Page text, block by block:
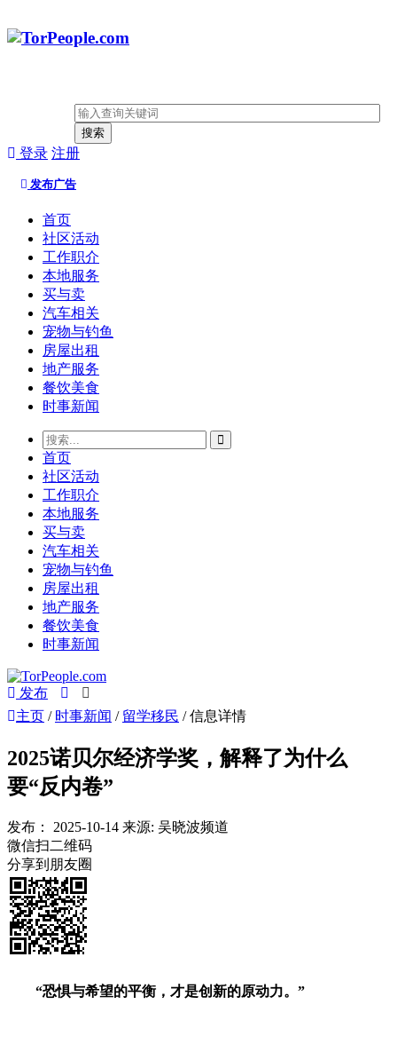
搜索
登录 注册
发布广告
首页
社区活动
工作职介
本地服务
买与卖
汽车相关
宠物与钓鱼
房屋出租
地产服务
餐饮美食
时事新闻
首页
社区活动
工作职介
本地服务
买与卖
汽车相关
宠物与钓鱼
房屋出租
地产服务
餐饮美食
时事新闻
发布
主页 / 时事新闻 / 留学移民 / 信息详情
2025诺贝尔经济学奖，解释了为什么
要“反内卷”
发布： 2025-10-14 来源: 吴晓波频道
微信扫二维码
分享到朋友圈
“恐惧与希望的平衡，才是创新的原动力。”